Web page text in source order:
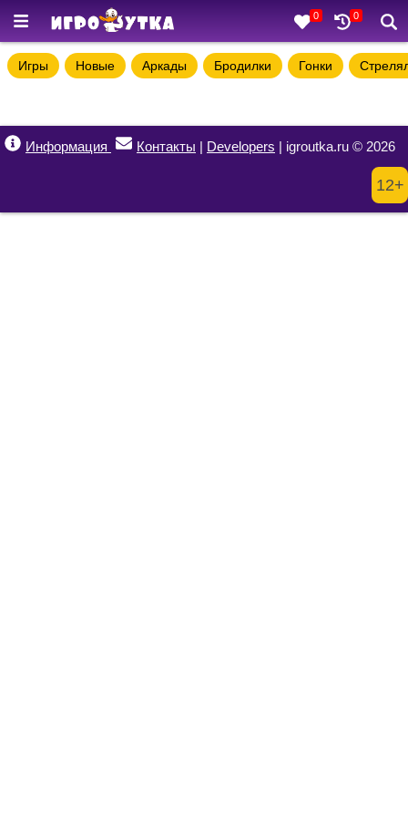
0 0
Игры Новые Аркады Бродилки Гонки
Информация Контакты | Developers | igroutka.ru © 2026
12+